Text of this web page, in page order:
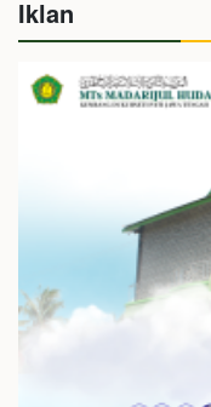
Iklan